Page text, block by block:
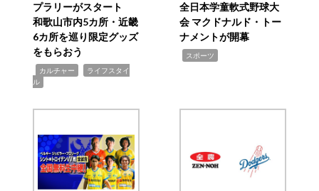
プラリーがスタート
和歌山市内5カ所・近畿
6カ所を巡り限定グッズ
をもらおう
カルチャー
ライフスタイ
ル
全日本学童軟式野球大
会 マクドナルド・トー
ナメントが開幕
スポーツ